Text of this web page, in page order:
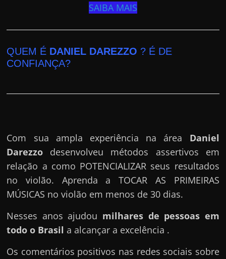
SAIBA MAIS
QUEM É DANIEL DAREZZO ? É DE
CONFIANÇA?
Com sua ampla experiência na área Daniel
Darezzo desenvolveu métodos assertivos em
relação a como POTENCIALIZAR seus resultados
no violão. Aprenda a TOCAR AS PRIMEIRAS
MÚSICAS no violão em menos de 30 dias.
Nesses anos ajudou milhares de pessoas em
todo o Brasil a alcançar a excelência .
Os comentários positivos nas redes sociais sobre